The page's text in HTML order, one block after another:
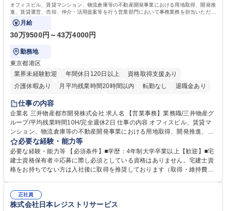
オフィスビル、賃貸マンション、物流倉庫等の不動産開発事業における用地取得、開発推
進、賃貸運営、売却、仲介・活用提案等を行う営業部門において事務業務を担当いただき
ます。
月給
30万9500円～43万4000円
勤務地
東京都港区
業界未経験歓迎
年間休日120日以上
資格取得支援あり
介護休暇あり
月平均残業時間20時間以内 転勤なし
退職金あり
在宅OK
賞与あり
駅近5分以内
土日祝休み 寮・社宅あり
仕事の内容
企業名 三井物産都市開発株式会社 求人名 【営業事務】業務職/三井物産グ
ループ/平均残業時間10H/完全週休2日 仕事の内容 オフィスビル、賃貸マ
ンション、物流倉庫等の不動産開発事業における用地取得、開発推進、賃
貸運営、売却、仲介・活用提案等を行う営業部門において事務業務を担当
いただきます。 【詳細】・契約書管理、契約書製本、捺印対応、ファイリ
ング、登記簿取得、調書取得・支払業務（各種費用支払、支払管理、請
求・支払データ登録、取引先マスター申請対応）・予算作成及び予実管
の他に担当頂く業務が発生する場合があります。 募集職種 【営業事務】
業務職/三井物産グループ/平均残業時間10H/完全週休2日
必要な経験・能力等
必要な経験・能力等 【必須条件】■学歴：4年制大学卒業以上【歓迎】■宅
建士資格保有者※応募に際し必須としている資格はありません。宅建士資
格をお持ちでない方は入社後に取得を推奨しております（取得・維持費用
ション力がある方。 ・チャレンジを厭わず、粘り強く業務に取り組める
方。多様な関係者と謙虚に信頼関係を構築でき、期限を意識したスケジュ
正社員
株式会社日本レジストリサービス